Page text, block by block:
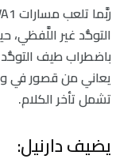
تشمل تأخر الكلام.
يضيف دارنيل: